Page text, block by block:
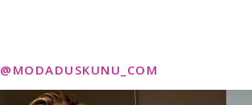
@MODADUSKUNU_COM